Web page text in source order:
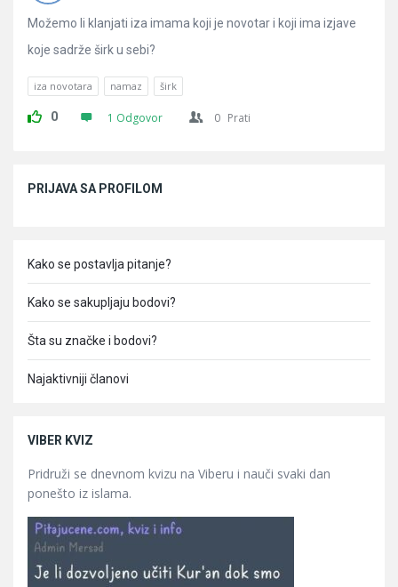
Možemo li klanjati iza imama koji je novotar i koji ima izjave
koje sadrže širk u sebi?
iza novotara namaz širk
0 1 Odgovor 0 Prati
PRIJAVA SA PROFILOM
Kako se postavlja pitanje?
Kako se sakupljaju bodovi?
Šta su značke i bodovi?
Najaktivniji članovi
VIBER KVIZ
Pridruži se dnevnom kvizu na Viberu i nauči svaki dan
ponešto iz islama.